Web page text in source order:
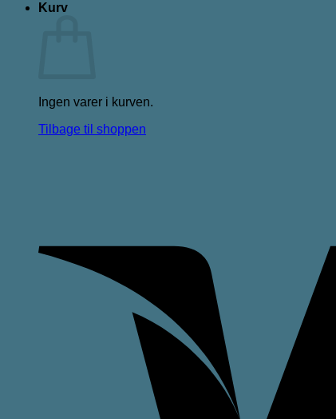
Kurv
Ingen varer i kurven.
Tilbage til shoppen